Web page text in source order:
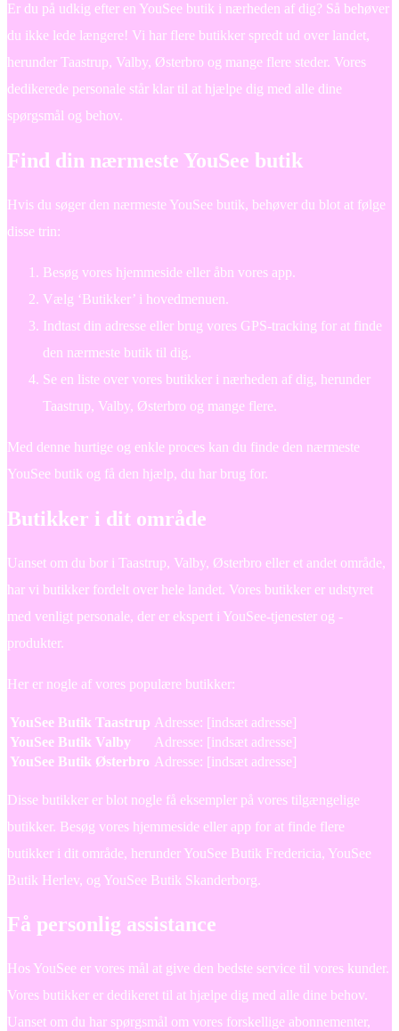
Er du på udkig efter en YouSee butik i nærheden af dig? Så behøver
du ikke lede længere! Vi har flere butikker spredt ud over landet,
herunder Taastrup, Valby, Østerbro og mange flere steder. Vores
dedikerede personale står klar til at hjælpe dig med alle dine
spørgsmål og behov.
Find din nærmeste YouSee butik
Hvis du søger den nærmeste YouSee butik, behøver du blot at følge
disse trin:
Besøg vores hjemmeside eller åbn vores app.
Vælg ‘Butikker’ i hovedmenuen.
Indtast din adresse eller brug vores GPS-tracking for at finde
den nærmeste butik til dig.
Se en liste over vores butikker i nærheden af dig, herunder
Taastrup, Valby, Østerbro og mange flere.
Med denne hurtige og enkle proces kan du finde den nærmeste
YouSee butik og få den hjælp, du har brug for.
Butikker i dit område
Uanset om du bor i Taastrup, Valby, Østerbro eller et andet område,
har vi butikker fordelt over hele landet. Vores butikker er udstyret
med venligt personale, der er ekspert i YouSee-tjenester og -
produkter.
Her er nogle af vores populære butikker:
YouSee Butik Taastrup Adresse: [indsæt adresse]
YouSee Butik Valby
Adresse: [indsæt adresse]
YouSee Butik Østerbro Adresse: [indsæt adresse]
Disse butikker er blot nogle få eksempler på vores tilgængelige
butikker. Besøg vores hjemmeside eller app for at finde flere
butikker i dit område, herunder YouSee Butik Fredericia, YouSee
Butik Herlev, og YouSee Butik Skanderborg.
Få personlig assistance
Hos YouSee er vores mål at give den bedste service til vores kunder.
Vores butikker er dedikeret til at hjælpe dig med alle dine behov.
Uanset om du har spørgsmål om vores forskellige abonnementer,